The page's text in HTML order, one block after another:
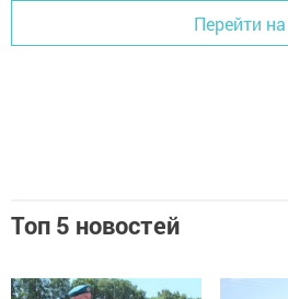
Перейти
Топ 5 новостей